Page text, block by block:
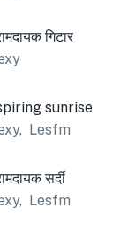
गिटार
sunrise
, Lesfm
सर्दी
, Lesfm